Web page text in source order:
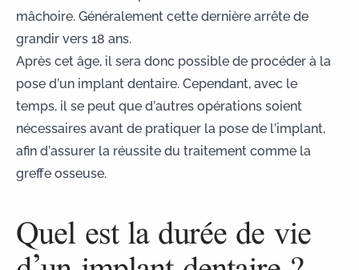
mâchoire. Généralement cette dernière arrête de
grandir vers 18 ans.
Après cet âge, il sera donc possible de procéder à la
pose d’un implant dentaire. Cependant, avec le
temps, il se peut que d’autres opérations soient
nécessaires avant de pratiquer la pose de l’implant,
afin d’assurer la réussite du traitement comme la
greffe osseuse.
Quel est la durée de vie